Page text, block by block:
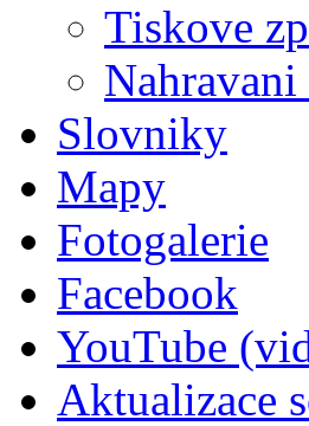
Tiskove
Nahravani
Slovniky
Mapy
Fotogalerie
Facebook
YouTube
Aktualizace